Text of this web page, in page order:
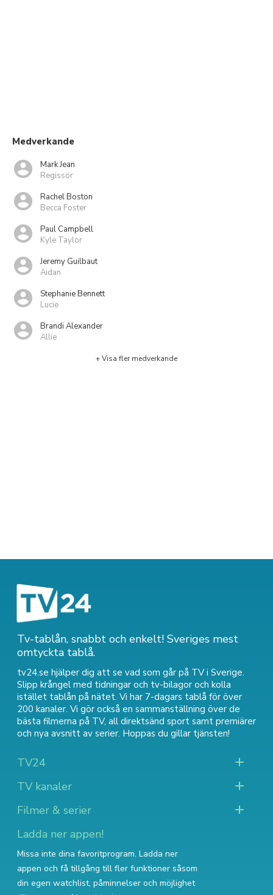
Medverkande
Mark Jean
Regissör
Rachel Boston
Becca Foster
Paul Campbell
Kyle Taylor
Jeremy Guilbaut
Aidan
Stephanie Bennett
Lucie
Brandi Alexander
Allie
+ Visa fler medverkande
Tv-tablån, snabbt och enkelt! Sveriges mest
omtyckta tablå.
tv24.se hjälper dig att se vad som går på TV i Sverige.
Slipp krångel med tidningar och tv-bilagor och kolla
istället tablån på nätet. Vi har 7-dagars tablå för över
200 kanaler. Vi gör också en sammanställning över de
bästa filmerna på TV, all direktsänd sport samt premiärer
och nya avsnitt av serier. Hoppas du gillar tjänsten!
TV24
TV kanaler
Filmer & serier
Ladda ner appen!
Missa inte dina favoritprogram. Ladda ner
appen och få tillgång till fler funktioner såsom
din egen watchlist, påminnelser och möjlighet